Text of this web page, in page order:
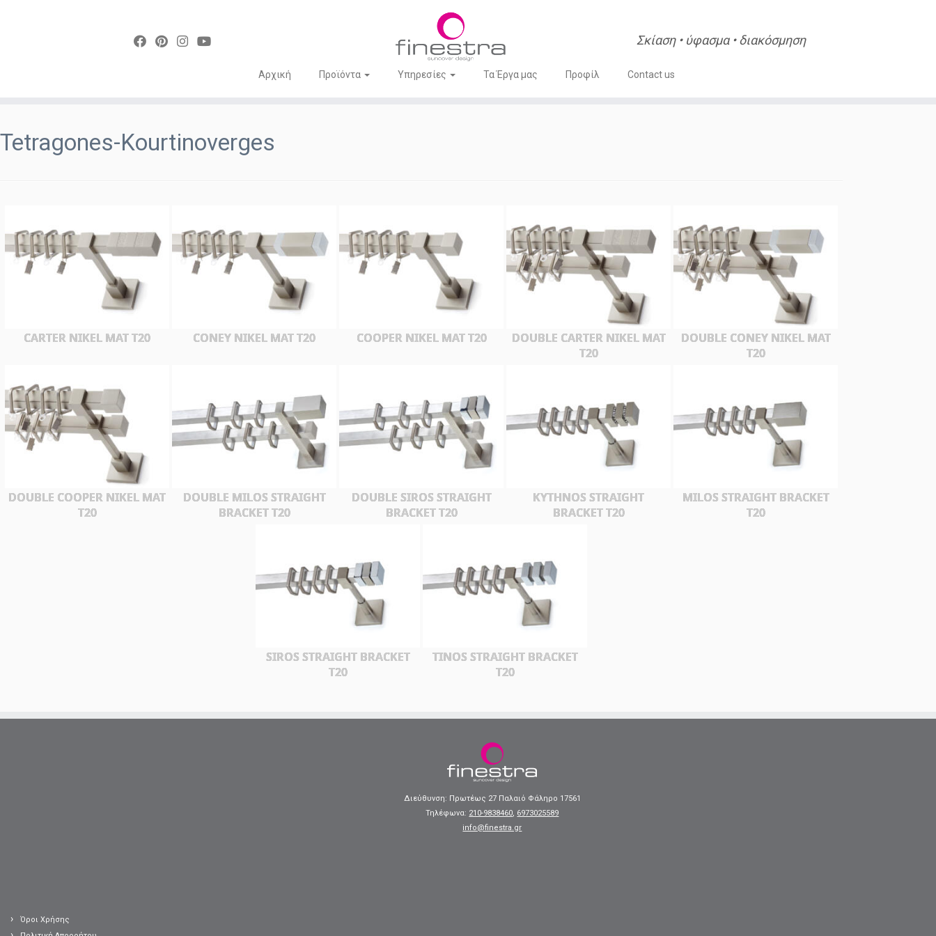
content
Σκίαση • ύφασμα • διακόσμηση
Αρχική Προϊόντα Υπηρεσίες Τα Έργα μας Προφίλ Contact us
Tetragones-Kourtinoverges
CARTER NIKEL MAT T20 CONEY NIKEL MAT Τ20 COOPER NIKEL MAT T20
DOUBLE CARTER NIKEL MAT
T20
DOUBLE CONEY NIKEL MAT
T20
DOUBLE COOPER NIKEL MAT
T20
DOUBLE MILOS STRAIGHT
BRACKET T20
DOUBLE SIROS STRAIGHT
BRACKET T20
KYTHNOS STRAIGHT
BRACKET T20
MILOS STRAIGHT BRACKET
T20
SIROS STRAIGHT BRACKET
T20
TINOS STRAIGHT BRACKET
T20
Όροι Χρήσης
Διεύθυνση: Πρωτέως 27 Παλαιό Φάληρο 17561
Τηλέφωνα: 210-9838460, 6973025589
info@finestra.gr